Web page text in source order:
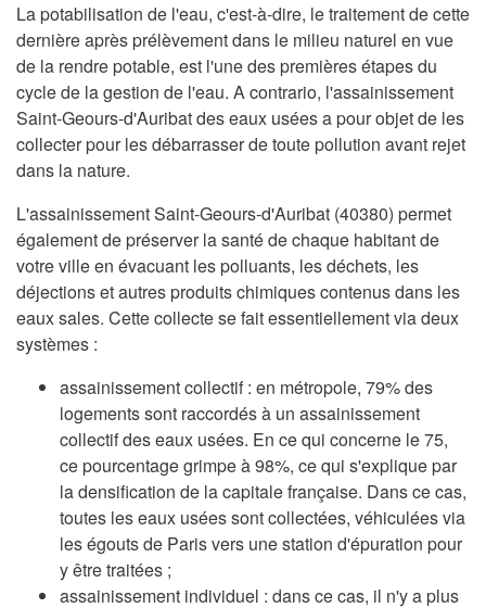
La potabilisation de l'eau, c'est-à-dire, le traitement de cette
dernière après prélèvement dans le milieu naturel en vue
de la rendre potable, est l'une des premières étapes du
cycle de la gestion de l'eau. A contrario, l'assainissement
Saint-Geours-d'Auribat des eaux usées a pour objet de les
collecter pour les débarrasser de toute pollution avant rejet
dans la nature.
L'assainissement Saint-Geours-d'Auribat (40380) permet
également de préserver la santé de chaque habitant de
votre ville en évacuant les polluants, les déchets, les
déjections et autres produits chimiques contenus dans les
eaux sales. Cette collecte se fait essentiellement via deux
systèmes :
assainissement collectif : en métropole, 79% des
logements sont raccordés à un assainissement
collectif des eaux usées. En ce qui concerne le 75,
ce pourcentage grimpe à 98%, ce qui s'explique par
la densification de la capitale française. Dans ce cas,
toutes les eaux usées sont collectées, véhiculées via
les égouts de Paris vers une station d'épuration pour
y être traitées ;
assainissement individuel : dans ce cas, il n'y a plus